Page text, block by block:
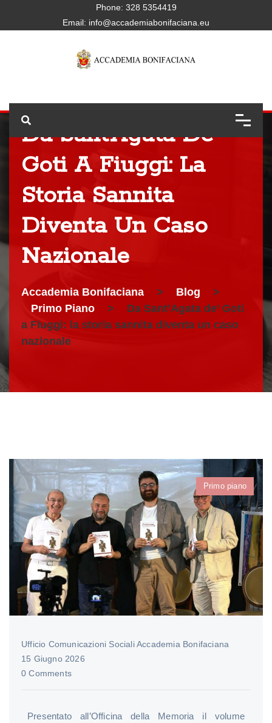
Phone: 328 5354419
Email: info@accademiabonifaciana.eu
Da Sant’Agata De’
Goti A Fiuggi: La
Storia Sannita
Diventa Un Caso
Nazionale
Accademia Bonifaciana > Blog
>
Primo Piano
>
Da Sant’Agata de’ Goti
a Fiuggi: la storia sannita diventa un caso
nazionale
Primo piano
Ufficio Comunicazioni Sociali Accademia Bonifaciana
15 Giugno 2026
0 Comments
Presentato all’Officina della Memoria il volume